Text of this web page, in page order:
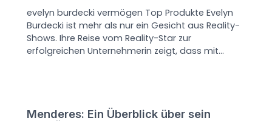
evelyn burdecki vermögen Top Produkte Evelyn
Burdecki ist mehr als nur ein Gesicht aus Reality-
Shows. Ihre Reise vom Reality-Star zur
erfolgreichen Unternehmerin zeigt, dass mit…
Menderes: Ein Überblick über sein